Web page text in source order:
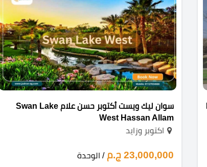
سوان ليك ويست أكتوبر حسن علام Swan Lake
West Hassan Allam
اكتوبر وزايد
23,000,000 ج.م / الوحدة